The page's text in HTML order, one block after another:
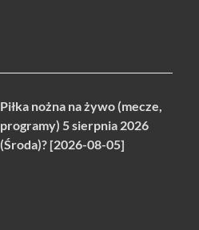
Piłka nożna na żywo (mecze,
programy) 5 sierpnia 2026
(Środa)? [2026-08-05]